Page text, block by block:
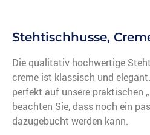
Stehtischhusse,
Die qualitativ hochwertige
creme ist klassisch und
perfekt auf unsere praktischen
beachten Sie, dass noch ein
dazugebucht werden kann.